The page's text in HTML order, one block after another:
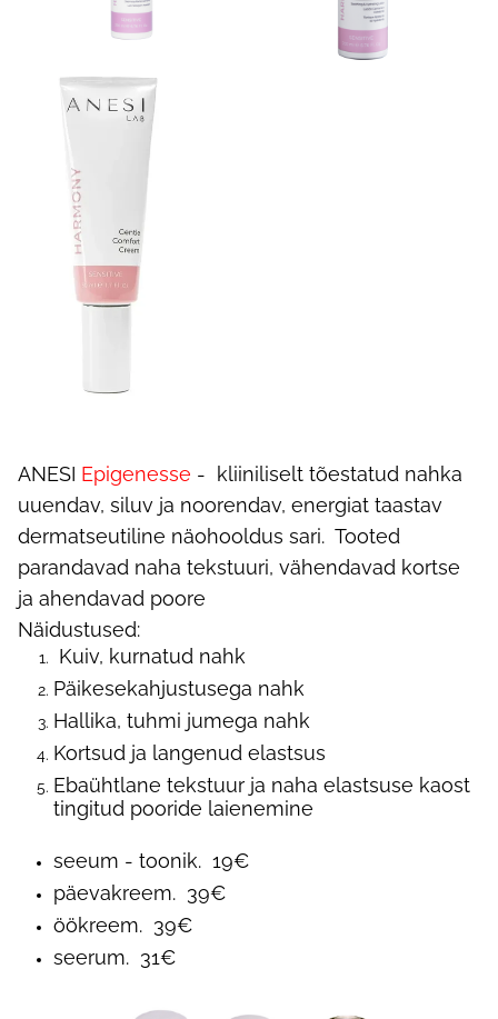
ANESI Epigenesse - kliiniliselt tõestatud nahka
uuendav, siluv ja noorendav, energiat taastav
dermatseutiline näohooldus sari. Tooted
parandavad naha tekstuuri, vähendavad kortse
ja ahendavad poore
Näidustused:
Kuiv, kurnatud nahk
Päikesekahjustusega nahk
Hallika, tuhmi jumega nahk
Kortsud ja langenud elastsus
Ebaühtlane tekstuur ja naha elastsuse kaost
tingitud pooride laienemine
seeum - toonik. 19€
päevakreem. 39€
öökreem. 39€
seerum. 31€